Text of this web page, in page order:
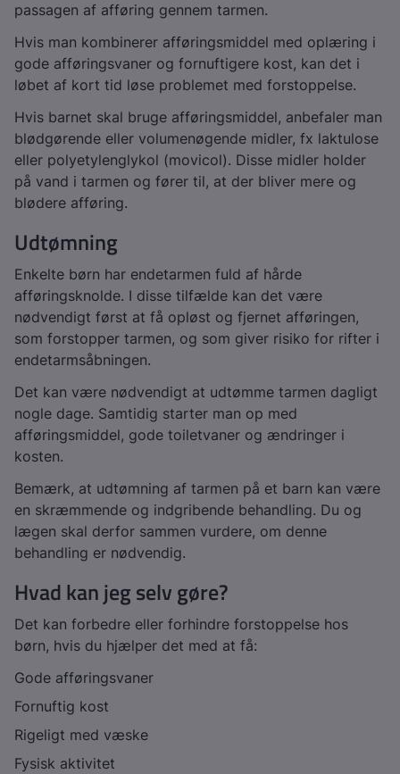
passagen af afføring gennem tarmen.
Hvis man kombinerer afføringsmiddel med oplæring i
gode afføringsvaner og fornuftigere kost, kan det i
løbet af kort tid løse problemet med forstoppelse.
Hvis barnet skal bruge afføringsmiddel, anbefaler man
blødgørende eller volumenøgende midler, fx laktulose
eller polyetylenglykol (movicol). Disse midler holder
på vand i tarmen og fører til, at der bliver mere og
blødere afføring.
Udtømning
Enkelte børn har endetarmen fuld af hårde
afføringsknolde. I disse tilfælde kan det være
nødvendigt først at få opløst og fjernet afføringen,
som forstopper tarmen, og som giver risiko for rifter i
endetarmsåbningen.
Det kan være nødvendigt at udtømme tarmen dagligt
nogle dage. Samtidig starter man op med
afføringsmiddel, gode toiletvaner og ændringer i
kosten.
Bemærk, at udtømning af tarmen på et barn kan være
en skræmmende og indgribende behandling. Du og
lægen skal derfor sammen vurdere, om denne
behandling er nødvendig.
Hvad kan jeg selv gøre?
Det kan forbedre eller forhindre forstoppelse hos
børn, hvis du hjælper det med at få:
Gode afføringsvaner
Fornuftig kost
Rigeligt med væske
Fysisk aktivitet